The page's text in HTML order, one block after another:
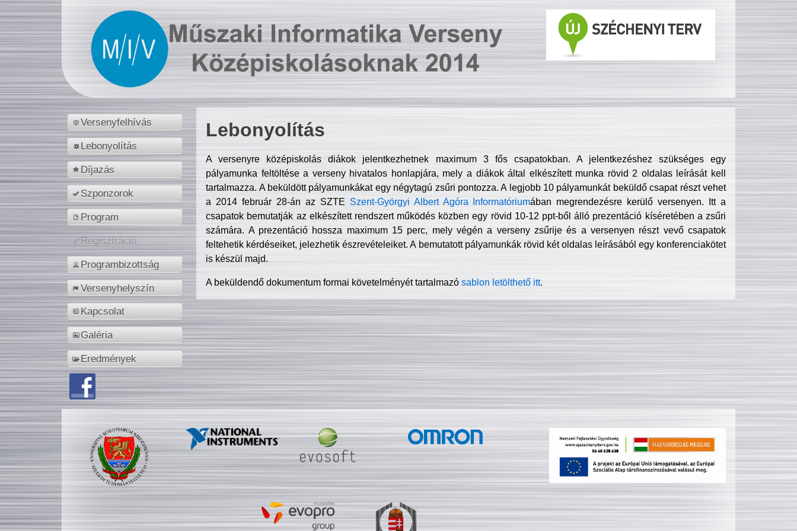
Versenyfelhívás
Lebonyolítás
Díjazás
Szponzorok
Program
Regisztráció
Programbizottság
Versenyhelyszín
Kapcsolat
Galéria
Eredmények
Lebonyolítás
A versenyre középiskolás diákok jelentkezhetnek maximum 3 fős csapatokban. A jelentkezéshez szükséges egy
pályamunka feltöltése a verseny hivatalos honlapjára, mely a diákok által elkészített munka rövid 2 oldalas leírását kell
tartalmazza. A beküldött pályamunkákat egy négytagú zsűri pontozza. A legjobb 10 pályamunkát beküldő csapat részt vehet
a 2014 február 28-án az SZTE Szent-Györgyi Albert Agóra Informatóriumában megrendezésre kerülő versenyen. Itt a
csapatok bemutatják az elkészített rendszert működés közben egy rövid 10-12 ppt-ből álló prezentáció kíséretében a zsűri
számára. A prezentáció hossza maximum 15 perc, mely végén a verseny zsűrije és a versenyen részt vevő csapatok
feltehetik kérdéseiket, jelezhetik észrevételeiket. A bemutatott pályamunkák rövid két oldalas leírásából egy konferenciakötet
is készül majd.
A beküldendő dokumentum formai követelményét tartalmazósablon letölthető itt.